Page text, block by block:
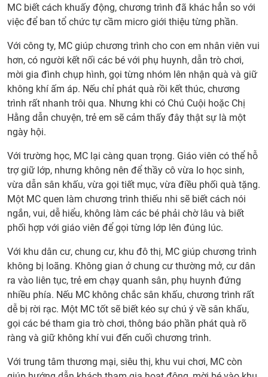
MC biết cách khuấy động, chương trình đã khác hẳn so với
việc để ban tổ chức tự cầm micro giới thiệu từng phần.
Với công ty, MC giúp chương trình cho con em nhân viên vui
hơn, có người kết nối các bé với phụ huynh, dẫn trò chơi,
mời gia đình chụp hình, gọi từng nhóm lên nhận quà và giữ
không khí ấm áp. Nếu chỉ phát quà rồi kết thúc, chương
trình rất nhanh trôi qua. Nhưng khi có Chú Cuội hoặc Chị
Hằng dẫn chuyện, trẻ em sẽ cảm thấy đây thật sự là một
ngày hội.
Với trường học, MC lại càng quan trọng. Giáo viên có thể hỗ
trợ giữ lớp, nhưng không nên để thầy cô vừa lo học sinh,
vừa dẫn sân khấu, vừa gọi tiết mục, vừa điều phối quà tặng.
Một MC quen làm chương trình thiếu nhi sẽ biết cách nói
ngắn, vui, dễ hiểu, không làm các bé phải chờ lâu và biết
phối hợp với giáo viên để gọi từng lớp lên đúng lúc.
Với khu dân cư, chung cư, khu đô thị, MC giúp chương trình
không bị loãng. Không gian ở chung cư thường mở, cư dân
ra vào liên tục, trẻ em chạy quanh sân, phụ huynh đứng
nhiều phía. Nếu MC không chắc sân khấu, chương trình rất
dễ bị rời rạc. Một MC tốt sẽ biết kéo sự chú ý về sân khấu,
gọi các bé tham gia trò chơi, thông báo phần phát quà rõ
ràng và giữ không khí vui đến cuối chương trình.
Với trung tâm thương mại, siêu thị, khu vui chơi, MC còn